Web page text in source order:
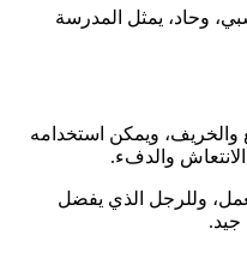
وحاد، يمثل المدرسة
ويمكن استخدامه
والدفء.
وللرجل الذي يفضل
جيد.